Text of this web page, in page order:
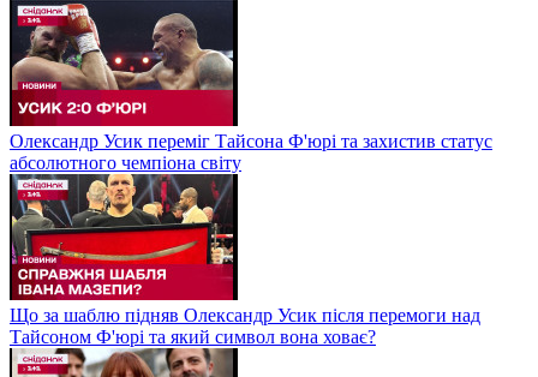
Олександр Усик переміг Тайсона Ф'юрі та захистив статус
абсолютного чемпіона світу
Що за шаблю підняв Олександр Усик після перемоги над
Тайсоном Ф'юрі та який символ вона ховає?